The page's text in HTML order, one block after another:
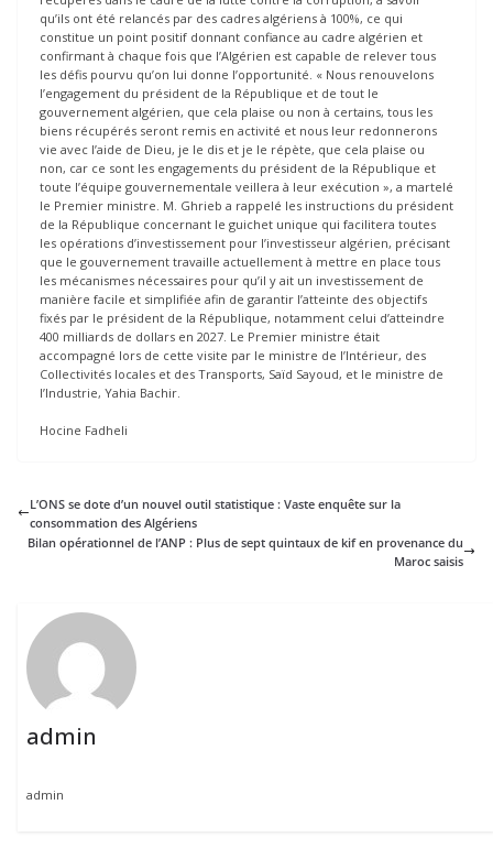
qu’ils ont été relancés par des cadres algériens à 100%, ce qui
constitue un point positif donnant confiance au cadre algérien et
confirmant à chaque fois que l’Algérien est capable de relever tous
les défis pourvu qu’on lui donne l’opportunité. « Nous renouvelons
l’engagement du président de la République et de tout le
gouvernement algérien, que cela plaise ou non à certains, tous les
biens récupérés seront remis en activité et nous leur redonnerons
vie avec l’aide de Dieu, je le dis et je le répète, que cela plaise ou
non, car ce sont les engagements du président de la République et
toute l’équipe gouvernementale veillera à leur exécution », a martelé
le Premier ministre. M. Ghrieb a rappelé les instructions du président
de la République concernant le guichet unique qui facilitera toutes
les opérations d’investissement pour l’investisseur algérien, précisant
que le gouvernement travaille actuellement à mettre en place tous
les mécanismes nécessaires pour qu’il y ait un investissement de
manière facile et simplifiée afin de garantir l’atteinte des objectifs
fixés par le président de la République, notamment celui d’atteindre
400 milliards de dollars en 2027. Le Premier ministre était
accompagné lors de cette visite par le ministre de l’Intérieur, des
Collectivités locales et des Transports, Saïd Sayoud, et le ministre de
l’Industrie, Yahia Bachir.
Hocine Fadheli
L’ONS se dote d’un nouvel outil statistique : Vaste enquête sur la
consommation des Algériens
Bilan opérationnel de l’ANP : Plus de sept quintaux de kif en provenance du
Maroc saisis
admin
admin